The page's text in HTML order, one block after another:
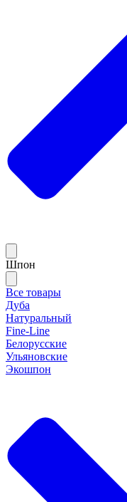
Шпон
Все товары
Дуба
Натуральный
Fine-Line
Белорусские
Ульяновские
Экошпон